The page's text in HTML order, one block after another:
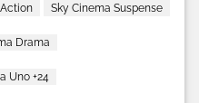
Sky Cinema Suspense
Drama
Uno +24